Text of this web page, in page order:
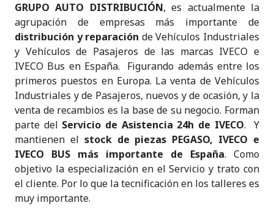
GRUPO AUTO DISTRIBUCIÓN, es actualmente la
agrupación de empresas más importante de
distribución y reparación de Vehículos Industriales
y Vehículos de Pasajeros de las marcas IVECO e
IVECO Bus en España. Figurando además entre los
primeros puestos en Europa. La venta de Vehículos
Industriales y de Pasajeros, nuevos y de ocasión, y la
venta de recambios es la base de su negocio. Forman
parte del Servicio de Asistencia 24h de IVECO. Y
mantienen el stock de piezas PEGASO, IVECO e
IVECO BUS más importante de España. Como
objetivo la especialización en el Servicio y trato con
el cliente. Por lo que la tecnificación en los talleres es
muy importante.